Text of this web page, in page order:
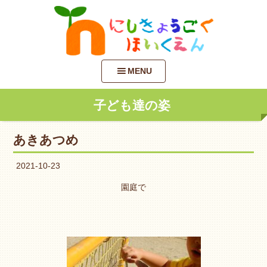
MENU
子ども達の姿
あきあつめ
2021-10-23
園庭で